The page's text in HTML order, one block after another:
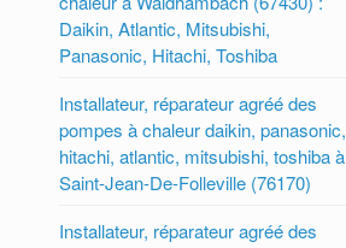
Daikin, Atlantic, Mitsubishi,
Panasonic, Hitachi, Toshiba
Installateur, réparateur agréé des
pompes à chaleur daikin, panasonic,
hitachi, atlantic, mitsubishi, toshiba à
Saint-Jean-De-Folleville (76170)
Installateur, réparateur agréé des